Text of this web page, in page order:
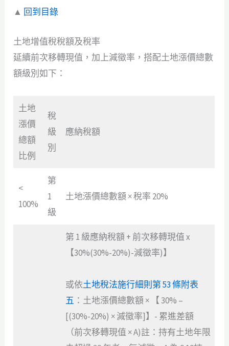
▲ 回到目錄
土地增值稅稅額及稅率
延續前次移轉現值，加上減徵率，搭配土地漲價總數
額級別如下：
土地
漲價
總額
比例
稅
級
別
應納稅額
<
100%
第
1
級
土地漲價總數額 × 稅率 20%
第 1 級應納稅額 + 前次移轉現值 x
【30%(30%-20%)-減徵率)】
或依土地稅法施行細則第 53 條附表
五 ：土地漲價總數額 × 【 30% –
[(30%-20%) × 減徵率]】- 累進差額
（前次移轉現值 × A)註：持有土地年限